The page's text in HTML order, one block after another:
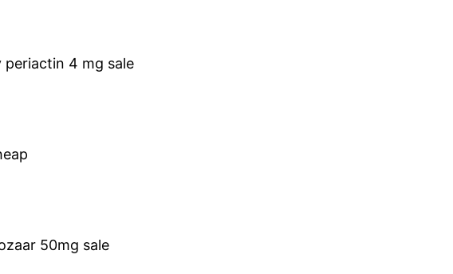
periactin 4 mg sale
50mg sale